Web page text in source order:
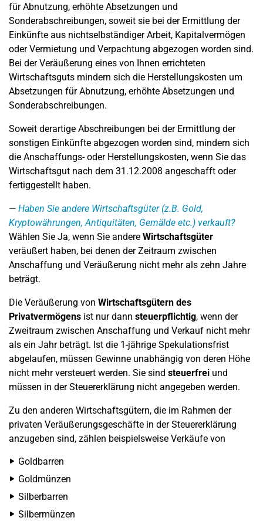
für Abnutzung, erhöhte Absetzungen und
Sonderabschreibungen, soweit sie bei der Ermittlung der
Einkünfte aus nichtselbständiger Arbeit, Kapitalvermögen
oder Vermietung und Verpachtung abgezogen worden sind.
Bei der Veräußerung eines von Ihnen errichteten
Wirtschaftsguts mindern sich die Herstellungskosten um
Absetzungen für Abnutzung, erhöhte Absetzungen und
Sonderabschreibungen.
Soweit derartige Abschreibungen bei der Ermittlung der
sonstigen Einkünfte abgezogen worden sind, mindern sich
die Anschaffungs- oder Herstellungskosten, wenn Sie das
Wirtschaftsgut nach dem 31.12.2008 angeschafft oder
fertiggestellt haben.
Haben Sie andere Wirtschaftsgüter (z.B. Gold,
Kryptowährungen, Antiquitäten, Gemälde etc.) verkauft?
Wählen Sie Ja, wenn Sie andere Wirtschaftsgüter
veräußert haben, bei denen der Zeitraum zwischen
Anschaffung und Veräußerung nicht mehr als zehn Jahre
beträgt.
Die Veräußerung von Wirtschaftsgütern des
Privatvermögens ist nur dann steuerpflichtig, wenn der
Zweitraum zwischen Anschaffung und Verkauf nicht mehr
als ein Jahr beträgt. Ist die 1-jährige Spekulationsfrist
abgelaufen, müssen Gewinne unabhängig von deren Höhe
nicht mehr versteuert werden. Sie sind steuerfrei und
müssen in der Steuererklärung nicht angegeben werden.
Zu den anderen Wirtschaftsgütern, die im Rahmen der
privaten Veräußerungsgeschäfte in der Steuererklärung
anzugeben sind, zählen beispielsweise Verkäufe von
Goldbarren
Goldmünzen
Silberbarren
Silbermünzen